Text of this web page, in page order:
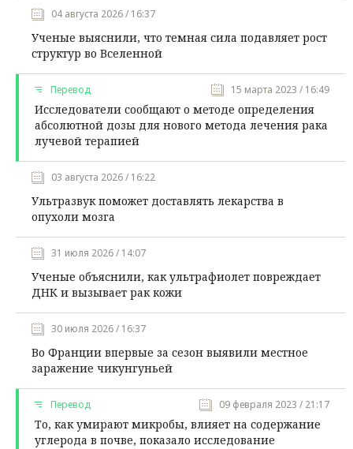
04 августа 2026 / 16:37
Ученые выяснили, что темная сила подавляет рост
структур во Вселенной
Перевод 15 марта 2023 / 16:49
Исследователи сообщают о методе определения
абсолютной дозы для нового метода лечения рака
лучевой терапией
03 августа 2026 / 16:22
Ультразвук поможет доставлять лекарства в
опухоли мозга
31 июля 2026 / 14:07
Ученые объяснили, как ультрафиолет повреждает
ДНК и вызывает рак кожи
30 июля 2026 / 16:37
Во Франции впервые за сезон выявили местное
заражение чикунгуньей
Перевод 09 февраля 2023 / 21:17
То, как умирают микробы, влияет на содержание
углерода в почве, показало исследование